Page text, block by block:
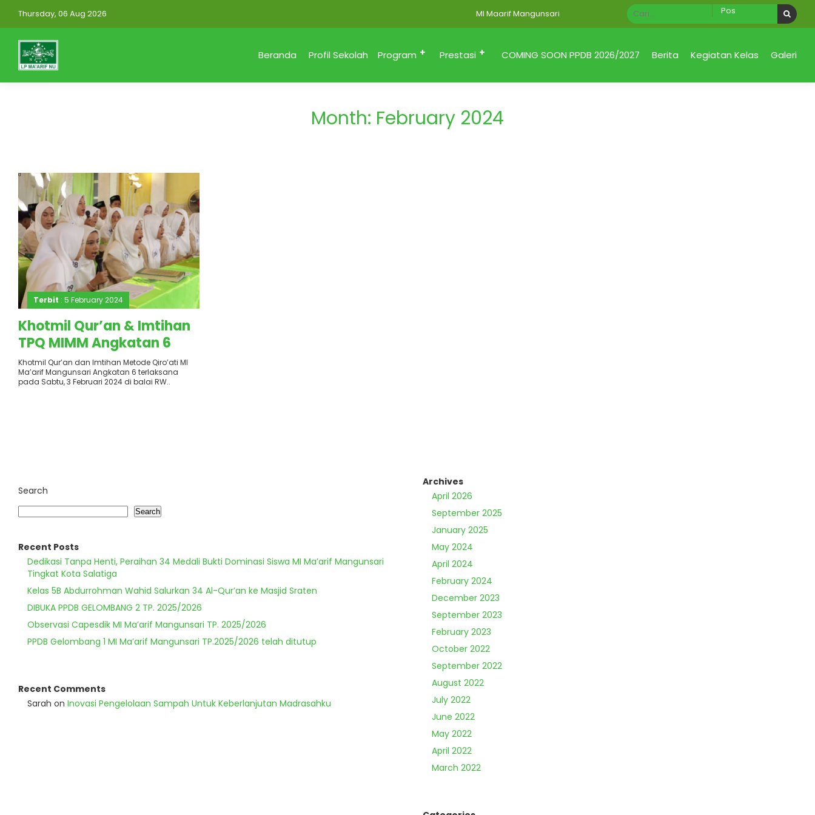
Thursday, 06 Aug 2026 MI Maarif Mangunsari
Beranda Profil Sekolah Program Prestasi COMING SOON PPDB 2026/2027 Berita Kegiatan Kelas Galeri
Month: February 2024
Terbit : 5 February 2024
Khotmil Qur’an & Imtihan
TPQ MIMM Angkatan 6
Khotmil Qur’an dan Imtihan Metode Qiro’ati MI
Ma’arif Mangunsari Angkatan 6 terlaksana
pada Sabtu, 3 Februari 2024 di balai RW..
Search
Search
Recent Posts
Dedikasi Tanpa Henti, Peraihan 34 Medali Bukti Dominasi Siswa MI Ma’arif Mangunsari
Tingkat Kota Salatiga
Kelas 5B Abdurrohman Wahid Salurkan 34 Al-Qur’an ke Masjid Sraten
DIBUKA PPDB GELOMBANG 2 TP. 2025/2026
Observasi Capesdik MI Ma’arif Mangunsari TP. 2025/2026
PPDB Gelombang 1 MI Ma’arif Mangunsari TP.2025/2026 telah ditutup
Recent Comments
Sarah on Inovasi Pengelolaan Sampah Untuk Keberlanjutan Madrasahku
Archives
April 2026
September 2025
January 2025
May 2024
April 2024
February 2024
December 2023
September 2023
February 2023
October 2022
September 2022
August 2022
July 2022
June 2022
May 2022
April 2022
March 2022